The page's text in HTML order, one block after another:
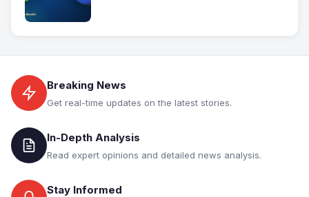
Breaking News
Get real-time updates on the latest stories.
In-Depth Analysis
Read expert opinions and detailed news analysis.
Stay Informed